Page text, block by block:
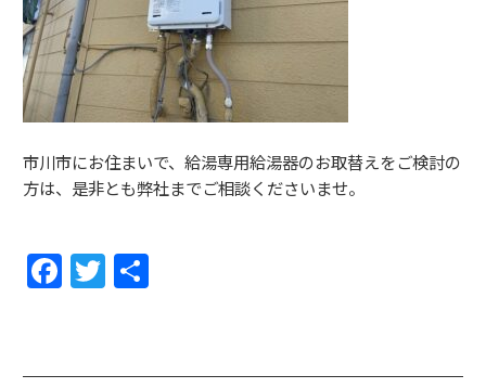
市川市にお住まいで、給湯専用給湯器のお取替えをご検討の
方は、是非とも弊社までご相談くださいませ。
F
a
e
T
w
er